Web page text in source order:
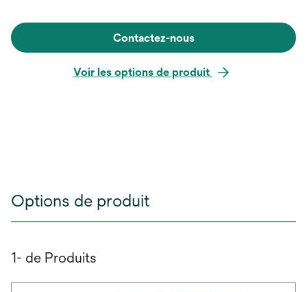
Contactez-nous
Voir les options de produit
Options de produit
1- de Produits